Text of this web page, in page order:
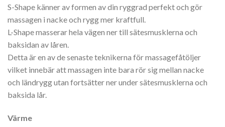
S-Shape känner av formen av din ryggrad perfekt och gör
massagen i nacke och rygg mer kraftfull.
L-Shape masserar hela vägen ner till sätesmusklerna och
baksidan av låren.
Detta är en av de senaste teknikerna för massagefåtöljer
vilket innebär att massagen inte bara rör sig mellan nacke
och ländrygg utan fortsätter ner under sätesmusklerna och
baksida lår.
Värme